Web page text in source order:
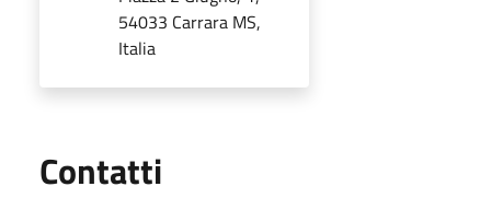
54033 Carrara MS,
Italia
Contatti